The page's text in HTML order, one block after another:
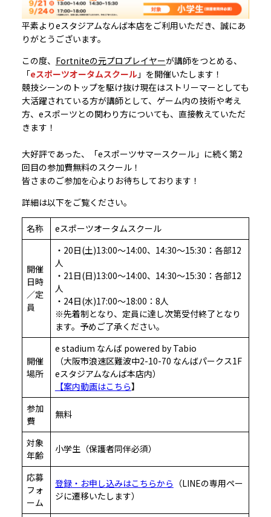
平素よりeスタジアムなんば本店をご利用いただき、誠にあ
りがとうございます。
この度、 Fortniteの元プロプレイヤーが講師をつとめる、
「eスポーツオータムスクール」を開催いたします！
競技シーンのトップを駆け抜け現在はストリーマーとしても
大活躍されている方が講師として、ゲーム内の技術や考え
方、eスポーツとの関わり方についても、直接教えていただ
きます！
大好評であった、「eスポーツサマースクール」に続く第2
回目の参加費無料のスクール！
皆さまのご参加を心よりお待ちしております！
詳細は以下をご覧ください。
名称 eスポーツオータムスクール
開催
日時
／定
員
・20日(土)13:00〜14:00、14:30〜15:30：各部12
人
・21日(日)13:00〜14:00、14:30〜15:30：各部12
人
・24日(水)17:00〜18:00：8人
※先着制となり、定員に達し次第受付終了となり
ます。予めご了承ください。
開催
場所
e stadium なんば powered by Tabio
（大阪市浪速区難波中2-10-70 なんばパークス1F
eスタジアムなんば本店内）
【案内動画はこちら】
参加
費
無料
対象
年齢
小学生（保護者同伴必須）
応募
フォ
ーム
登録・お申し込みはこちらから （LINEの専用ペー
ジに遷移いたします）